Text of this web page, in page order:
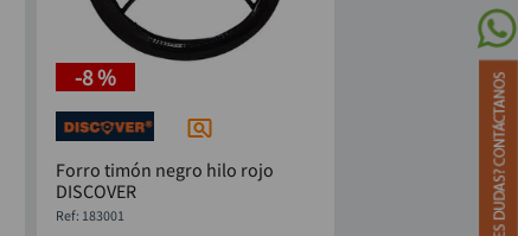
-8 %
Forro timón negro hilo rojo
DISCOVER
: 183001